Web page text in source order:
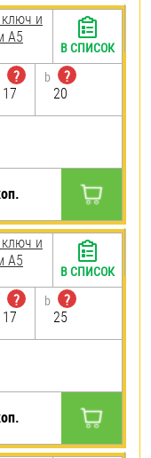
и
А5
?
17
b
?
20
В СПИСОК
и
А5
?
17
b
?
25
В СПИСОК